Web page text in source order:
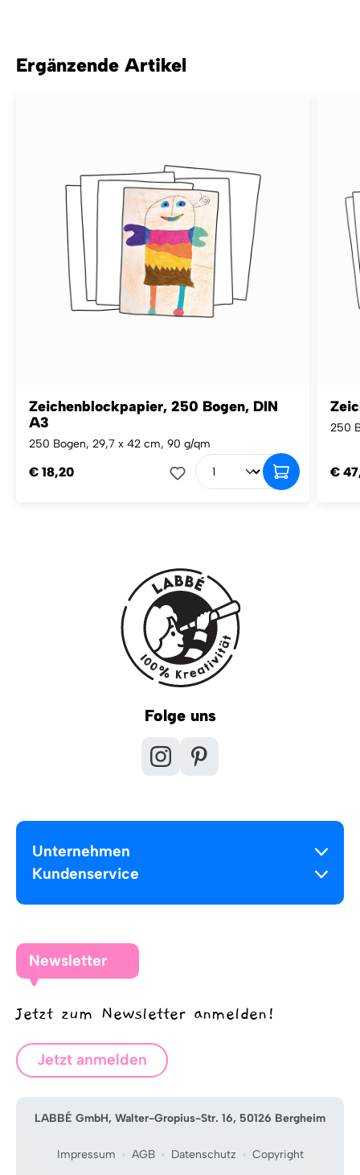
Ergänzende Artikel
Zeichenblockpapier, 250 Bogen, DIN
A3
250 Bogen, 29,7 x 42 cm, 90 g/qm
€ 18,20
250
€
Folge uns
Unternehmen
Kundenservice
Newsletter
Jetzt zum Newsletter anmelden!
Jetzt anmelden
LABBÉ GmbH, Walter-Gropius-Str. 16, 50126 Bergheim
Impressum AGB Datenschutz Copyright